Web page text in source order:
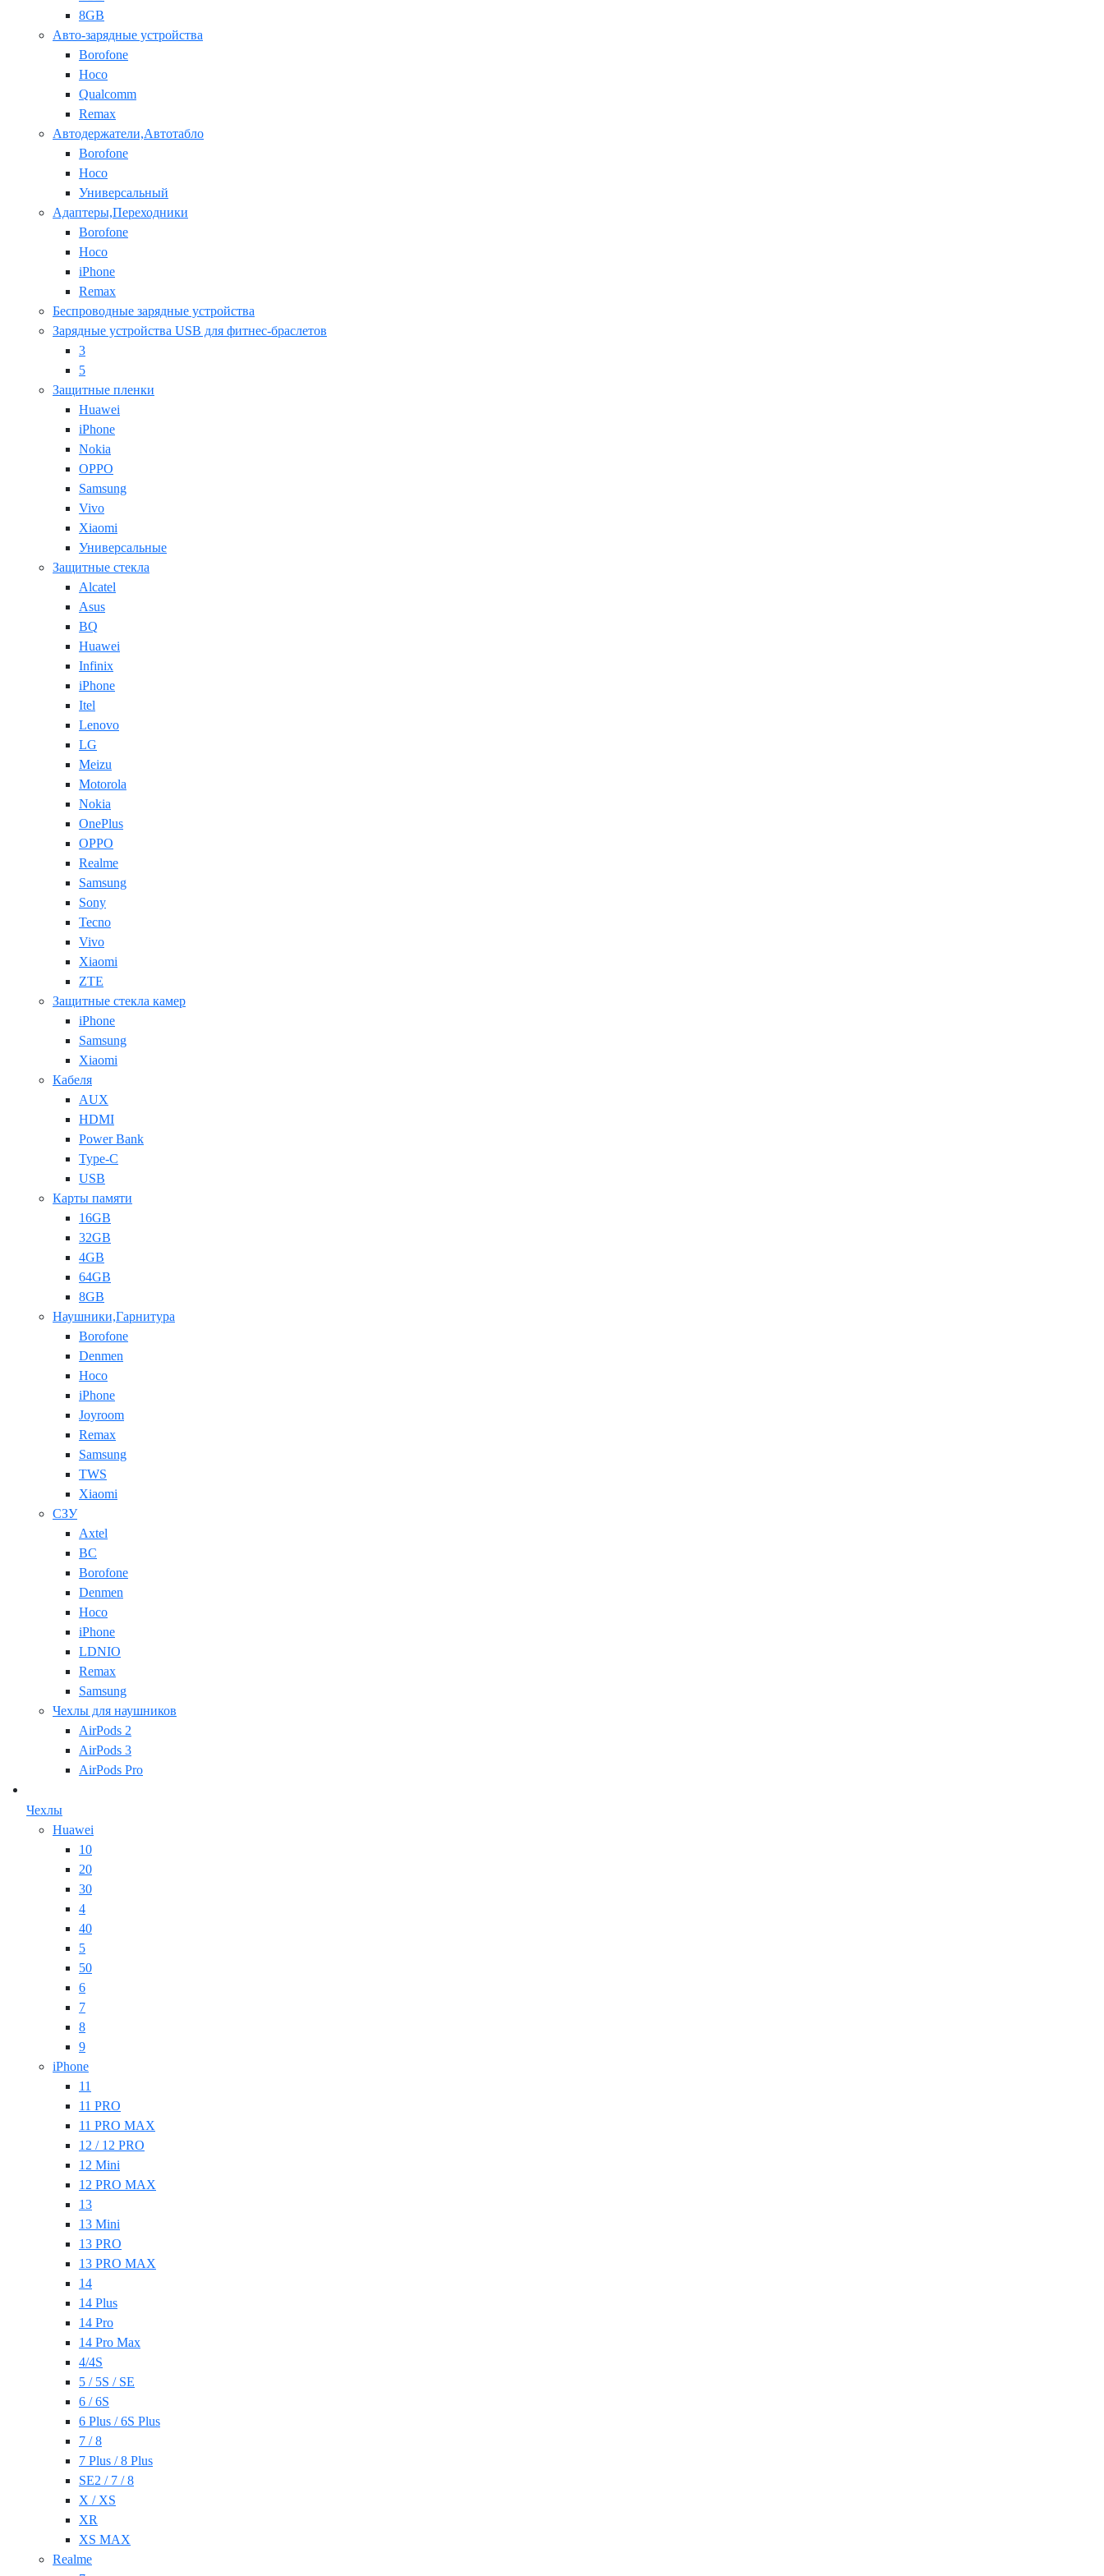
8GB
Авто-зарядные устройства
Borofone
Hoco
Qualcomm
Remax
Автодержатели,Автотабло
Borofone
Hoco
Универсальный
Адаптеры,Переходники
Borofone
Hoco
iPhone
Remax
Беспроводные зарядные устройства
Зарядные устройства USB для фитнес-браслетов
3
5
Защитные пленки
Huawei
iPhone
Nokia
OPPO
Samsung
Vivo
Xiaomi
Универсальные
Защитные стекла
Alcatel
Asus
BQ
Huawei
Infinix
iPhone
Itel
Lenovo
LG
Meizu
Motorola
Nokia
OnePlus
OPPO
Realme
Samsung
Sony
Tecno
Vivo
Xiaomi
ZTE
Защитные стекла камер
iPhone
Samsung
Xiaomi
Кабеля
AUX
HDMI
Power Bank
Type-C
USB
Карты памяти
16GB
32GB
4GB
64GB
8GB
Наушники,Гарнитура
Borofone
Denmen
Hoco
iPhone
Joyroom
Remax
Samsung
TWS
Xiaomi
СЗУ
Axtel
BC
Borofone
Denmen
Hoco
iPhone
LDNIO
Remax
Samsung
Чехлы для наушников
AirPods 2
AirPods 3
AirPods Pro
Чехлы
Huawei
10
20
30
4
40
5
50
6
7
8
9
iPhone
11
11 PRO
11 PRO MAX
12 / 12 PRO
12 Mini
12 PRO MAX
13
13 Mini
13 PRO
13 PRO MAX
14
14 Plus
14 Pro
14 Pro Max
4/4S
5 / 5S / SE
6 / 6S
6 Plus / 6S Plus
7 / 8
7 Plus / 8 Plus
SE2 / 7 / 8
X / XS
XR
XS MAX
Realme